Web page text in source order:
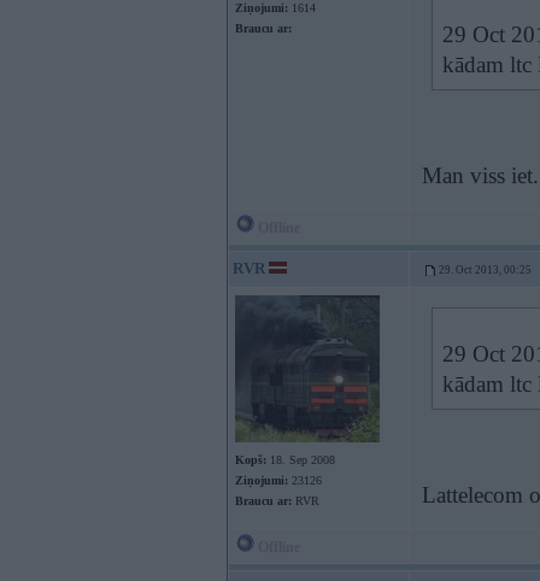
Ziņojumi: 1614
Braucu ar:
29 Oct
kādam ltc
Man viss iet.
RVR 29. Oct 2013, 00:25
Kopš: 18. Sep 2008
Ziņojumi: 23126
Braucu ar: RVR
29 Oct
kādam ltc
Lattelecom